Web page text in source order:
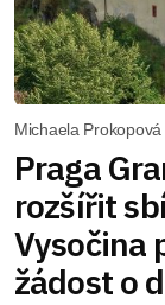
Michaela Prokopová
Praga
rozšířit
Vysočina
žádost o